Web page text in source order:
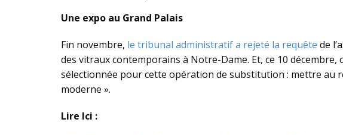
Une expo au Grand Palais
Fin novembre, le tribunal administratif a rejeté la requête de
des vitraux contemporains à Notre-Dame. Et, ce 10 décembre,
sélectionnée pour cette opération de substitution : mettre au
moderne ».
Lire Ici :